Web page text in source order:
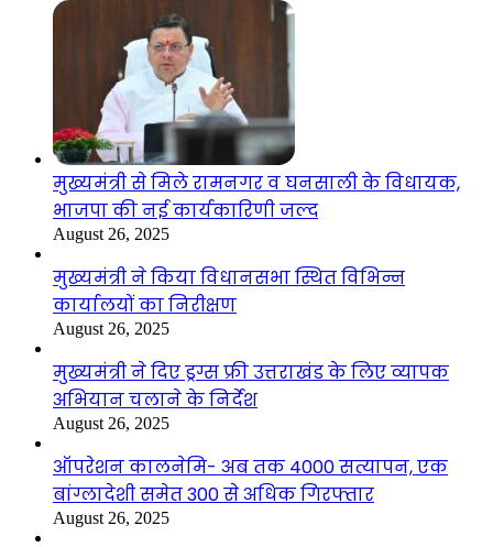
मुख्यमंत्री से मिले रामनगर व घनसाली के विधायक,
भाजपा की नई कार्यकारिणी जल्द
August 26, 2025
मुख्यमंत्री ने किया विधानसभा स्थित विभिन्न
कार्यालयों का निरीक्षण
August 26, 2025
मुख्यमंत्री ने दिए ड्रग्स फ्री उत्तराखंड के लिए व्यापक
अभियान चलाने के निर्देश
August 26, 2025
ऑपरेशन कालनेमि- अब तक 4000 सत्यापन, एक
बांग्लादेशी समेत 300 से अधिक गिरफ्तार
August 26, 2025